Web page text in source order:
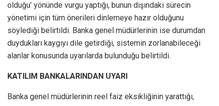
olduğu’ yönünde vurgu yaptığı, bunun dışındaki sürecin
yönetimi için tüm önerileri dinlemeye hazır olduğunu
söylediği belirtildi. Banka genel müdürlerinin ise durumdan
duydukları kaygıyı dile getirdiği, sistemin zorlanabileceği
alanlar konusunda uyarılarda bulunduğu belirtildi.
KATILIM BANKALARINDAN UYARI
Banka genel müdürlerinin reel faiz eksikliğinin yarattığı,